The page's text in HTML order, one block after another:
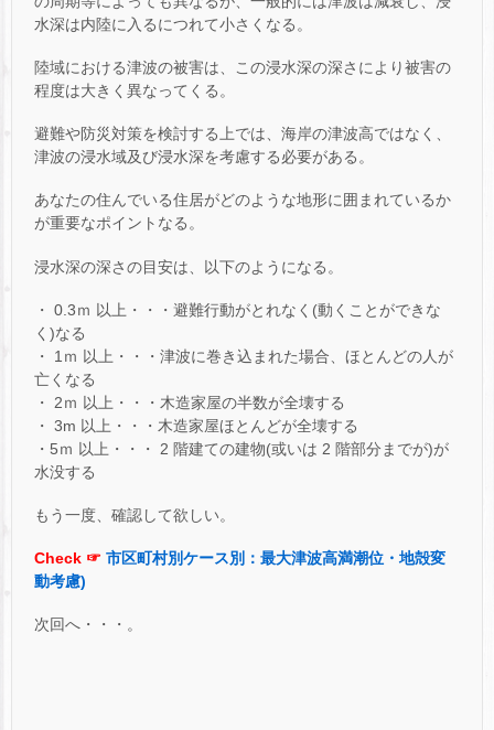
水深は内陸に入るにつれて小さくなる。
陸域における津波の被害は、この浸水深の深さにより被害の
程度は大きく異なってくる。
避難や防災対策を検討する上では、海岸の津波高ではなく、
津波の浸水域及び浸水深を考慮する必要がある。
あなたの住んでいる住居がどのような地形に囲まれているか
が重要なポイントなる。
浸水深の深さの目安は、以下のようになる。
・ 0.3ｍ 以上・・・避難行動がとれなく(動くことができな
く)なる
・ 1ｍ 以上・・・津波に巻き込まれた場合、ほとんどの人が
亡くなる
・ 2ｍ 以上・・・木造家屋の半数が全壊する
・ 3m 以上・・・木造家屋ほとんどが全壊する
・5ｍ 以上・・・ 2 階建ての建物(或いは 2 階部分までが)が
水没する
もう一度、確認して欲しい。
Check ☞ 市区町村別ケース別：最大津波高満潮位・地殻変
動考慮)
次回へ・・・。